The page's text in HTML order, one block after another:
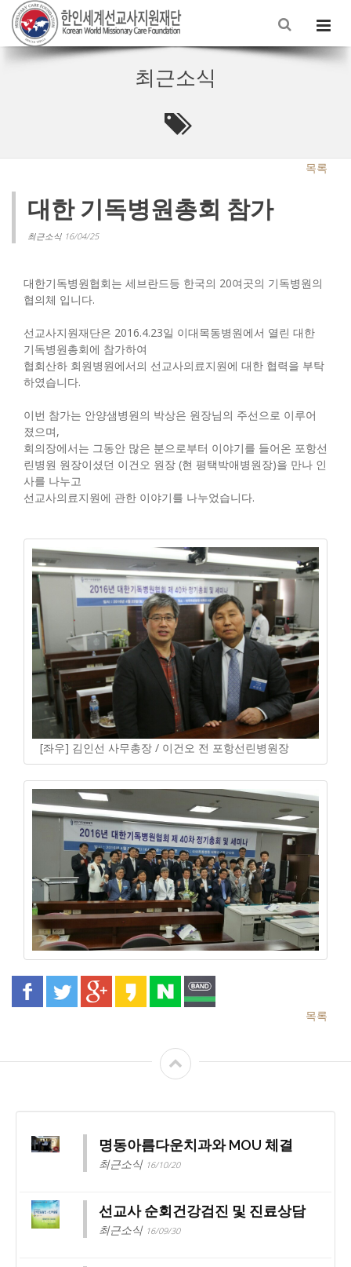
최근소식
목록
대한 기독병원총회 참가
최근소식 16/04/25
대한기독병원협회는 세브란드등 한국의 20여곳의 기독병원의
협의체 입니다.
선교사지원재단은 2016.4.23일 이대목동병원에서 열린 대한
기독병원총회에 참가하여
협회산하 회원병원에서의 선교사의료지원에 대한 협력을 부탁
하였습니다.
이번 참가는 안양샘병원의 박상은 원장님의 주선으로 이루어
졌으며,
회의장에서는 그동안 많은 분으로부터 이야기를 들어온 포항선
린병원 원장이셨던 이건오 원장 (현 평택박애병원장)을 만나 인
사를 나누고
선교사의료지원에 관한 이야기를 나누었습니다.
[좌우] 김인선 사무총장 / 이건오 전 포항선린병원장
목록
명동아름다운치과와 MOU 체결
최근소식 16/10/20
선교사 순회건강검진 및 진료상담
최근소식 16/09/30